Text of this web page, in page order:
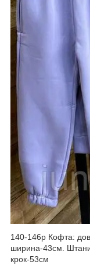
140-146р Кофта:
ширина-43см.
крок-53см